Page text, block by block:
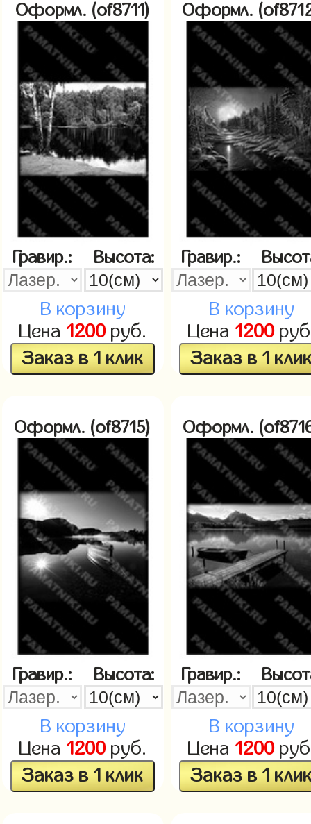
Оформл. (of8711)
Гравир.: Высота:
В корзину
Цена 1200руб.
Заказ в 1 клик
Оформл.
Гравир.:
В корзину
Цена 1200
Заказ в 1
Оформл. (of8715)
Гравир.: Высота:
В корзину
Цена 1200руб.
Заказ в 1 клик
Оформл.
Гравир.:
В корзину
Цена 1200
Заказ в 1